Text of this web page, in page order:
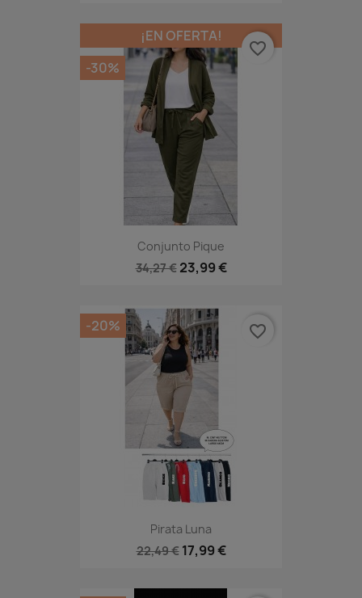
Conjunto Pique
34,27 € 23,99 €
¡EN OFERTA!
-30%
favorite_border
Pirata Luna
22,49 € 17,99 €
-20% favorite_border